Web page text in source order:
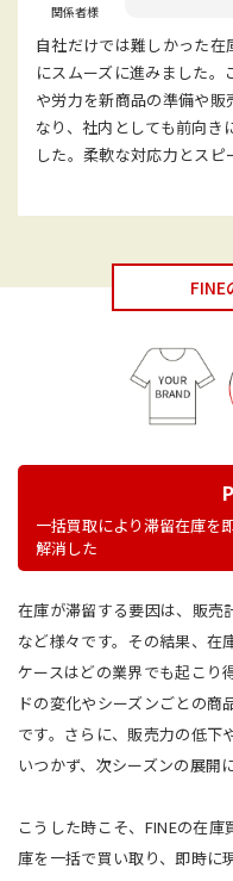
関係者様
自社だけでは難しかった在
にスムーズに進みました
や労力を新商品の準備や
なり、社内としても前向き
した。柔軟な対応力とスピ
FINE
一括買取により滞留在庫を
解消した
在庫が滞留する要因は、販売
など様々です。その結果、在
ケースはどの業界でも起こり
ドの変化やシーズンごとの
です。さらに、販売力の低下
いつかず、次シーズンの展開
こうした時こそ、FINEの在
庫を一括で買い取り、即時に